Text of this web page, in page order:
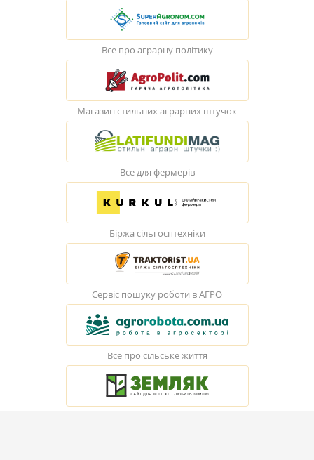
Все про аграрну політику
Магазин стильних аграрних штучок
Все для фермерів
Біржа сільгосптехніки
Сервіс пошуку роботи в АГРО
Все про сільське життя